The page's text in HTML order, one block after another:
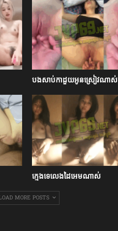
បងសាប់កាដួយអូនស្រៀវណាស់
ក្មេងទេលេងដៃអេមណាស់
MORE POSTS